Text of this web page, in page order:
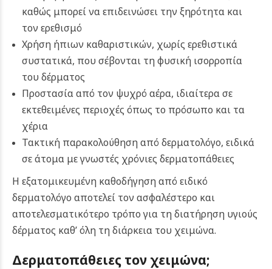
καθώς μπορεί να επιδεινώσει την ξηρότητα και
τον ερεθισμό
Χρήση ήπιων καθαριστικών, χωρίς ερεθιστικά
συστατικά, που σέβονται τη φυσική ισορροπία
του δέρματος
Προστασία από τον ψυχρό αέρα, ιδιαίτερα σε
εκτεθειμένες περιοχές όπως το πρόσωπο και τα
χέρια
Τακτική παρακολούθηση από δερματολόγο, ειδικά
σε άτομα με γνωστές χρόνιες δερματοπάθειες
Η εξατομικευμένη καθοδήγηση από ειδικό
δερματολόγο αποτελεί τον ασφαλέστερο και
αποτελεσματικότερο τρόπο για τη διατήρηση υγιούς
δέρματος καθ’ όλη τη διάρκεια του χειμώνα.
Δερματοπάθειες τον χειμώνα;